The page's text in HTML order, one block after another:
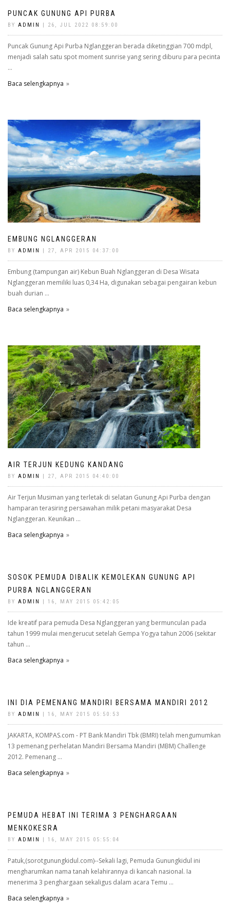
PUNCAK GUNUNG API PURBA
BY ADMIN | 26, JUL 2022 08:59:00
Puncak Gunung Api Purba Nglanggeran berada diketinggian 700 mdpl,
menjadi salah satu spot moment sunrise yang sering diburu para pecinta
...
Baca selengkapnya
EMBUNG NGLANGGERAN
BY ADMIN | 27, APR 2015 04:37:00
Embung (tampungan air) Kebun Buah Nglanggeran di Desa Wisata
Nglanggeran memiliki luas 0,34 Ha, digunakan sebagai pengairan kebun
buah durian ...
Baca selengkapnya
AIR TERJUN KEDUNG KANDANG
BY ADMIN | 27, APR 2015 04:40:00
Air Terjun Musiman yang terletak di selatan Gunung Api Purba dengan
hamparan terasiring persawahan milik petani masyarakat Desa
Nglanggeran. Keunikan ...
Baca selengkapnya
SOSOK PEMUDA DIBALIK KEMOLEKAN GUNUNG API
PURBA NGLANGGERAN
BY ADMIN | 16, MAY 2015 05:42:05
Ide kreatif para pemuda Desa Nglanggeran yang bermunculan pada
tahun 1999 mulai mengerucut setelah Gempa Yogya tahun 2006 (sekitar
tahun ...
Baca selengkapnya
INI DIA PEMENANG MANDIRI BERSAMA MANDIRI 2012
BY ADMIN | 16, MAY 2015 05:50:53
JAKARTA, KOMPAS.com - PT Bank Mandiri Tbk (BMRI) telah mengumumkan
13 pemenang perhelatan Mandiri Bersama Mandiri (MBM) Challenge
2012. Pemenang ...
Baca selengkapnya
PEMUDA HEBAT INI TERIMA 3 PENGHARGAAN
MENKOKESRA
BY ADMIN | 16, MAY 2015 05:55:04
Patuk,(sorotgunungkidul.com)--Sekali lagi, Pemuda Gunungkidul ini
mengharumkan nama tanah kelahirannya di kancah nasional. Ia
menerima 3 penghargaan sekaligus dalam acara Temu ...
Baca selengkapnya